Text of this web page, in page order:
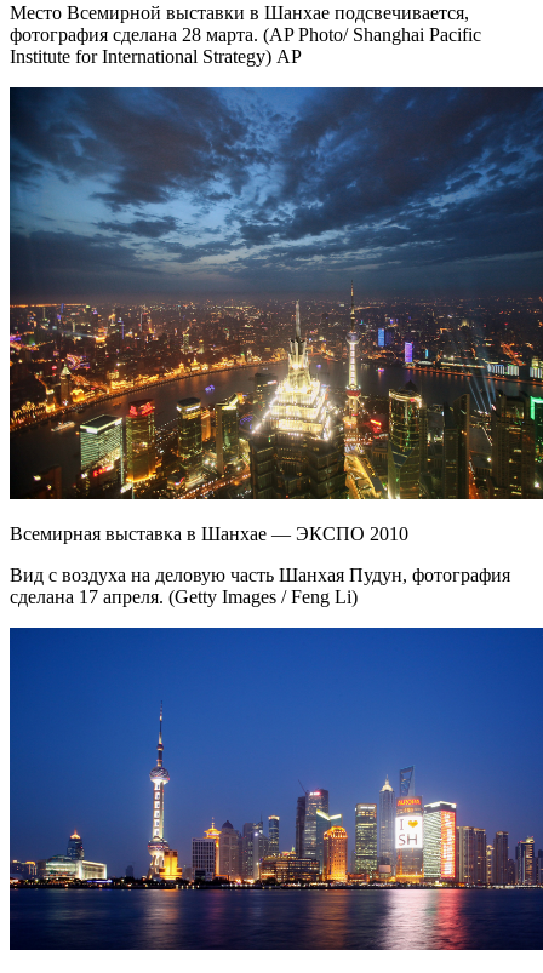
Место Всемирной выставки в Шанхае подсвечивается,
фотография сделана 28 марта. (AP Photo/ Shanghai Pacific
Institute for International Strategy) AP
Всемирная выставка в Шанхае — ЭКСПО 2010
Вид с воздуха на деловую часть Шанхая Пудун, фотография
сделана 17 апреля. (Getty Images / Feng Li)